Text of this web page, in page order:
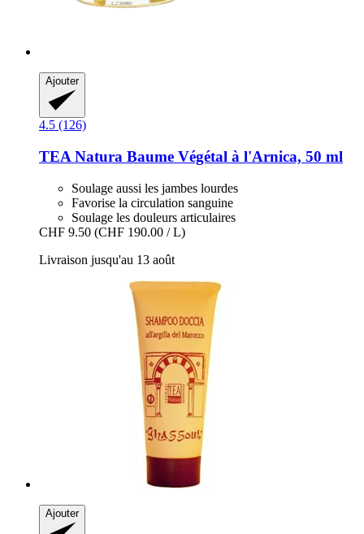
Ajouter
4.5 (126)
TEA Natura Baume Végétal à l'Arnica, 50 ml
Soulage aussi les jambes lourdes
Favorise la circulation sanguine
Soulage les douleurs articulaires
CHF 9.50 (CHF 190.00 / L)
Livraison jusqu'au 13 août
Ajouter